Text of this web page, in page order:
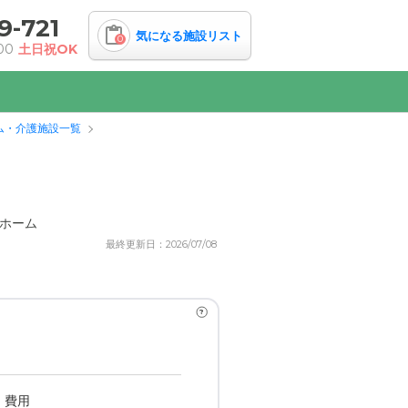
721
土日祝OK
0 気になる施設リスト
・介護施設一覧
ーム
最終更新日：2026/07/08
?
費用